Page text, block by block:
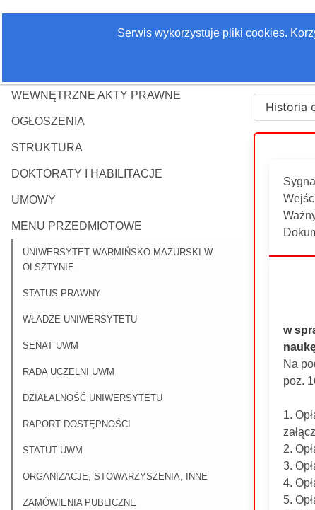
Serwis wykorzystuje pliki cookies.
WEWNĘTRZNE AKTY PRAWNE
OGŁOSZENIA
STRUKTURA
DOKTORATY I HABILITACJE
UMOWY
MENU PRZEDMIOTOWE
UNIWERSYTET WARMIŃSKO-MAZURSKI W
OLSZTYNIE
STATUS PRAWNY
WŁADZE UNIWERSYTETU
SENAT UWM
RADA UCZELNI UWM
DZIAŁALNOŚĆ UNIWERSYTETU
RAPORT DOSTĘPNOŚCI
STATUT UWM
ORGANIZACJE, STOWARZYSZENIA, INNE
ZAMÓWIENIA PUBLICZNE
Historia
w
Na
poz.
1.
2.
3.
4.
5.